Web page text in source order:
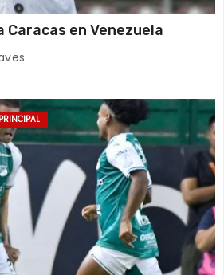
Caracas en Venezuela
PRINCIPAL